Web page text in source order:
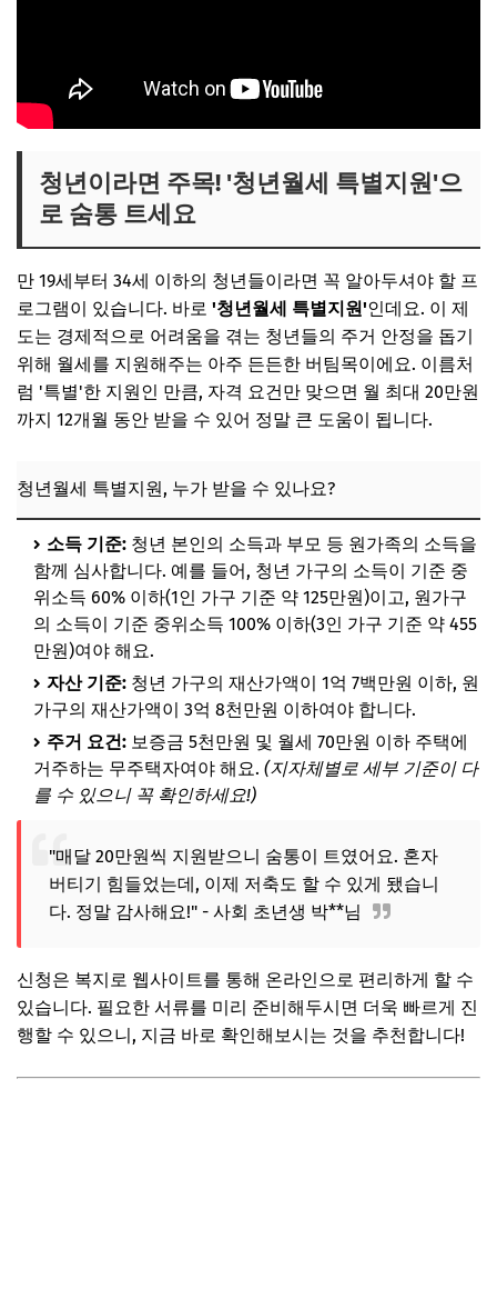
청년이라면 주목! '청년월세 특별지원'으
로 숨통 트세요
만 19세부터 34세 이하의 청년들이라면 꼭 알아두셔야 할 프
로그램이 있습니다. 바로 '청년월세 특별지원'인데요. 이 제
도는 경제적으로 어려움을 겪는 청년들의 주거 안정을 돕기
위해 월세를 지원해주는 아주 든든한 버팀목이에요. 이름처
럼 '특별'한 지원인 만큼, 자격 요건만 맞으면 월 최대 20만원
까지 12개월 동안 받을 수 있어 정말 큰 도움이 됩니다.
청년월세 특별지원, 누가 받을 수 있나요?
소득 기준: 청년 본인의 소득과 부모 등 원가족의 소득을
함께 심사합니다. 예를 들어, 청년 가구의 소득이 기준 중
위소득 60% 이하(1인 가구 기준 약 125만원)이고, 원가구
의 소득이 기준 중위소득 100% 이하(3인 가구 기준 약 455
만원)여야 해요.
자산 기준: 청년 가구의 재산가액이 1억 7백만원 이하, 원
가구의 재산가액이 3억 8천만원 이하여야 합니다.
주거 요건: 보증금 5천만원 및 월세 70만원 이하 주택에
거주하는 무주택자여야 해요. (지자체별로 세부 기준이 다
를 수 있으니 꼭 확인하세요!)
"매달 20만원씩 지원받으니 숨통이 트였어요. 혼자
버티기 힘들었는데, 이제 저축도 할 수 있게 됐습니
다. 정말 감사해요!" - 사회 초년생 박**님
신청은 복지로 웹사이트를 통해 온라인으로 편리하게 할 수
있습니다. 필요한 서류를 미리 준비해두시면 더욱 빠르게 진
행할 수 있으니, 지금 바로 확인해보시는 것을 추천합니다!